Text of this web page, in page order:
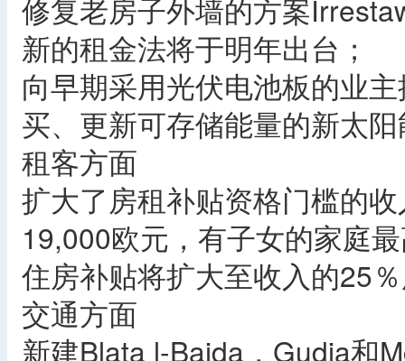
修复老房子外墙的方案
新的租金法将于明年出台；
向早期采用光伏电池板的业
买、更新可存储能量的新太
租客方面
扩大了房租补贴资格门槛的
19,000欧元，有子女的家庭
住房补贴将扩大至收入的25
交通方面
新建Blata l-Bajda，Gudja和